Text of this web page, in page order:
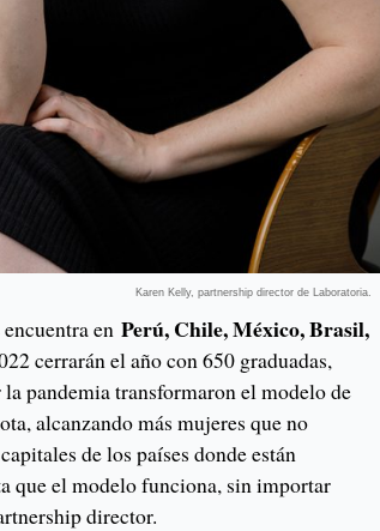
Karen Kelly, partnership director de Laboratoria.
encuentra enPerú, Chile, México, Brasil,
cerrarán el año con 650 graduadas,
pandemia transformaron el modelo de
alcanzando más mujeres que no
de los países donde están
que el modelo funciona, sin importar
director.